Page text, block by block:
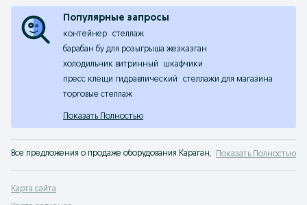
Популярные запросы
контейнер
стеллаж
барабан бу для розыгрыша жезказган
холодильник витринный
шкафчики
пресс клещи гидравлический
стеллажи для магазина
торговые стеллаж
Показать Полностью
Все предложения о продаже оборудования Караганда. Производственное
Показать Полностью
Карта сайта